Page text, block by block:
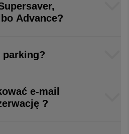
Advance?
parking?
e-mail
?